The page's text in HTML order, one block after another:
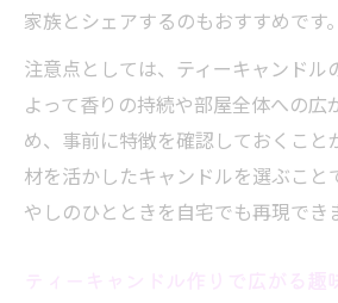
家族とシェアするのもおすすめです。
注意点としては、ティーキャンドル
よって香りの持続や部屋全体への広
め、事前に特徴を確認しておくこと
材を活かしたキャンドルを選ぶこと
やしのひとときを自宅でも再現でき